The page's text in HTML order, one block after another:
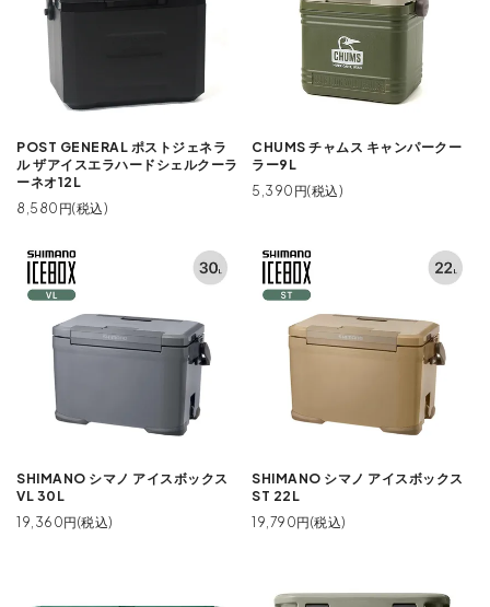
POST GENERAL ポストジェネラ
ル ザアイスエラハードシェルクーラ
ーネオ12L
8,580円(税込)
CHUMS チャムス キャンパークー
ラー9L
5,390円(税込)
SHIMANO シマノ アイスボックス
VL 30L
19,360円(税込)
SHIMANO シマノ アイスボックス
ST 22L
19,790円(税込)